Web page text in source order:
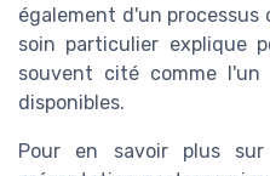
également d'un
soin particulier explique
souvent cité comme
disponibles.
Pour en savoir plus